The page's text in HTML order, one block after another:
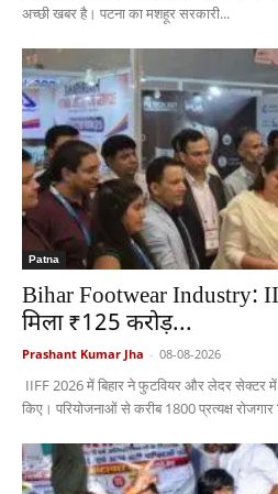
अच्छी खबर है। पटना का मशहूर सरकारी...
Patna
Bihar Footwear Industry:
मिला ₹125 करोड़...
Prashant Kumar Jha - 08-08-2026
IIFF 2026 में बिहार ने फुटवियर और लेदर सेक्टर
किए। परियोजनाओं से करीब 1800 प्रत्यक्ष